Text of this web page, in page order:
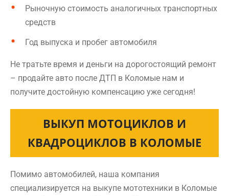
Рыночную стоимость аналогичных транспортных
средств
Год выпуска и пробег автомобиля
Не тратьте время и деньги на дорогостоящий ремонт
– продайте авто после ДТП в Коломые нам и
получите достойную компенсацию уже сегодня!
ВЫКУП МОТОЦИКЛОВ И
КВАДРОЦИКЛОВ В КОЛОМЫЕ
Помимо автомобилей, наша компания
специализируется на выкупе мототехники в Коломые